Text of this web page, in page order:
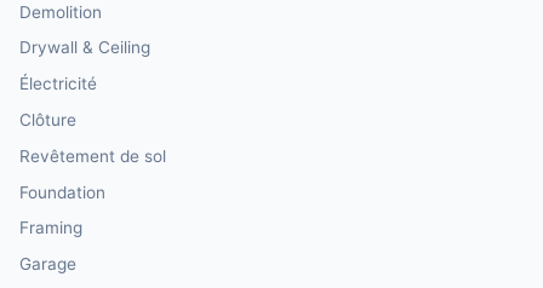
Demolition
Drywall & Ceiling
Électricité
Clôture
Revêtement de sol
Foundation
Framing
Garage